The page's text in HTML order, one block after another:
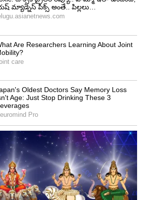
కాంస్య పతక విజేత గగన్ నారంగ్,
చీఫ్ డి మిషన్‌గా పనిచేశారు,
కలిసి ఛాంపియన్ అని పిలిచే
వినేష్ స్ఫూర్తికి ఒలింపిక్ పతకం
త‌ర‌తరాలకు స్ఫూర్తిదాయకమని